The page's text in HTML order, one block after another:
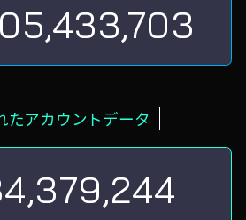
たアカウントデータ